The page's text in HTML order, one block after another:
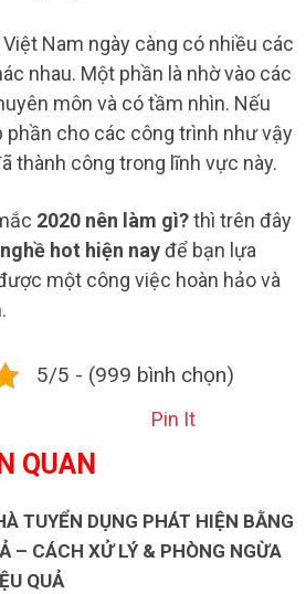
Nam ngày càng có nhiều các
nhau. Một phần là nhờ vào các
môn và có tầm nhìn. Nếu
phần cho các công trình như vậy
thành công trong lĩnh vực này.
2020 nên làm gì?thì trên đây
hot hiện nayđể bạn lựa
một công việc hoàn hảo và
5/5 - (999 bình chọn)
Pin It
QUAN
TUYỂN DỤNG PHÁT HIỆN BẰNG
– CÁCH XỬ LÝ & PHÒNG NGỪA
QUẢ